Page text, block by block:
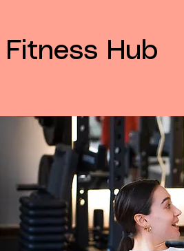
Fitness Hub